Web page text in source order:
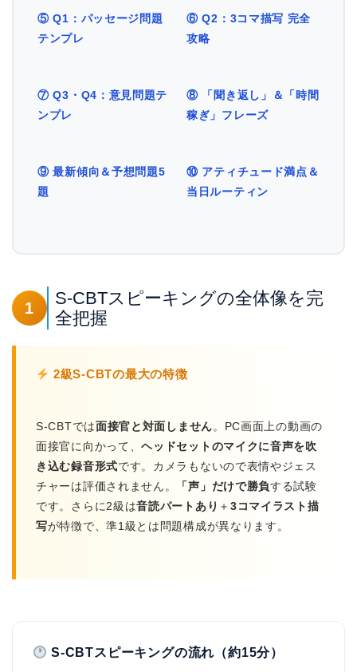
⑤ Q1：パッセージ問題
テンプレ
⑥ Q2：3コマ描写 完全
攻略
⑦ Q3・Q4：意見問題テ
ンプレ
⑧ 「聞き返し」＆「時間
稼ぎ」フレーズ
⑨ 最新傾向＆予想問題5
題
⑩ アティチュード満点＆
当日ルーティン
1
S-CBTスピーキングの全体像を完
全把握
2級S-CBTの最大の特徴
S-CBTでは面接官と対面しません。PC画面上の動画の
面接官に向かって、ヘッドセットのマイクに音声を吹
き込む録音形式です。カメラもないので表情やジェス
チャーは評価されません。
「声」だけで勝負する試験
です。さらに2級は音読パートあり ＋ 3コマイラスト描
写が特徴で、準1級とは問題構成が異なります。
S-CBTスピーキングの流れ（約15分）